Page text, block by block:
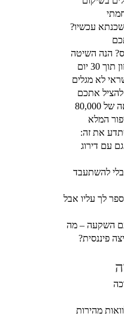
עכשיו?
הנה השיטה
30 יום
לא מגלים
איך אושרה לי הלוואה של 80,000
המלא
את זה:
עם דירוג
להשתעבד
לך עליו אבל
השקעה – מה
פיננסית?
מהירות